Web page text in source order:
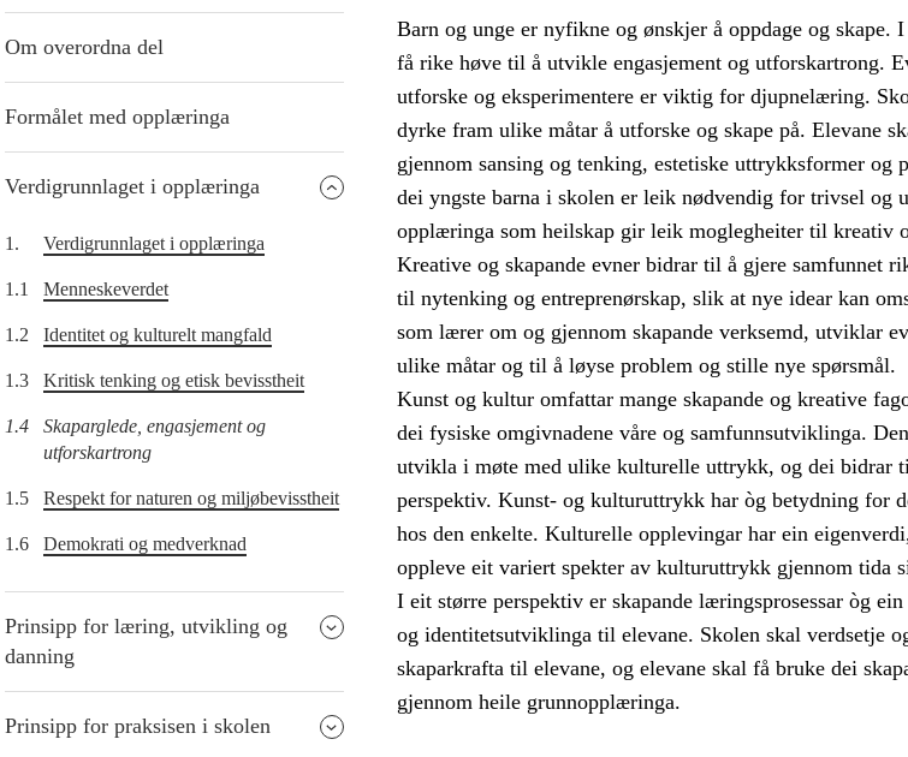
Om overordna del
Formålet med opplæringa
Verdigrunnlaget i opplæringa
1. Verdigrunnlaget i opplæringa
1.1 Menneskeverdet
1.2 Identitet og kulturelt mangfald
1.3 Kritisk tenking og etisk bevisstheit
1.4
Skaparglede, engasjement og
utforskartrong
1.5 Respekt for naturen og miljøbevisstheit
1.6 Demokrati og medverknad
Prinsipp for læring, utvikling og
danning
Prinsipp for praksisen i skolen
Barn og unge er nyfikne og ønskjer å oppdage og skape.
få rike høve til å utvikle engasjement og utforskartrong.
utforske og eksperimentere er viktig for djupnelæring.
dyrke fram ulike måtar å utforske og skape på. Elevane
gjennom sansing og tenking, estetiske uttrykksformer og
dei yngste barna i skolen er leik nødvendig for trivsel og
opplæringa som heilskap gir leik moglegheiter til kreativ
Kreative og skapande evner bidrar til å gjere samfunnet
til nytenking og entreprenørskap, slik at nye idear kan
som lærer om og gjennom skapande verksemd, utviklar
ulike måtar og til å løyse problem og stille nye spørsmål.
Kunst og kultur omfattar mange skapande og kreative
dei fysiske omgivnadene våre og samfunnsutviklinga.
utvikla i møte med ulike kulturelle uttrykk, og dei bidrar
perspektiv. Kunst- og kulturuttrykk har òg betydning for
hos den enkelte. Kulturelle opplevingar har ein
oppleve eit variert spekter av kulturuttrykk gjennom tida
I eit større perspektiv er skapande læringsprosessar òg
og identitetsutviklinga til elevane. Skolen skal verdsetje
skaparkrafta til elevane, og elevane skal få bruke dei
gjennom heile grunnopplæringa.